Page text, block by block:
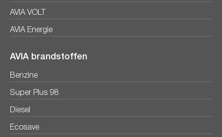
AVIA VOLT
AVIA Energie
AVIA brandstoffen
Benzine
Super Plus 98
Diesel
Ecosave